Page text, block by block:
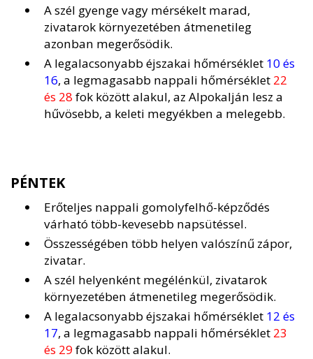
A szél gyenge vagy mérsékelt marad,
zivatarok környezetében átmenetileg
azonban megerősödik.
A legalacsonyabb éjszakai hőmérséklet 10 és
16, a legmagasabb nappali hőmérséklet 22
és 28 fok között alakul, az Alpokalján lesz a
hűvösebb, a keleti megyékben a melegebb.
PÉNTEK
Erőteljes nappali gomolyfelhő-képződés
várható több-kevesebb napsütéssel.
Összességében több helyen valószínű zápor,
zivatar.
A szél helyenként megélénkül, zivatarok
környezetében átmenetileg megerősödik.
A legalacsonyabb éjszakai hőmérséklet 12 és
17, a legmagasabb nappali hőmérséklet 23
és 29fok között alakul.